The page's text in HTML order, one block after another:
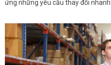
ứng những yêu cầu thay đổi